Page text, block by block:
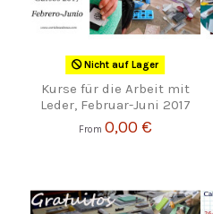
Nicht auf Lager
Kurse für die Arbeit mit
Leder, Februar-Juni 2017
From 0,00 €